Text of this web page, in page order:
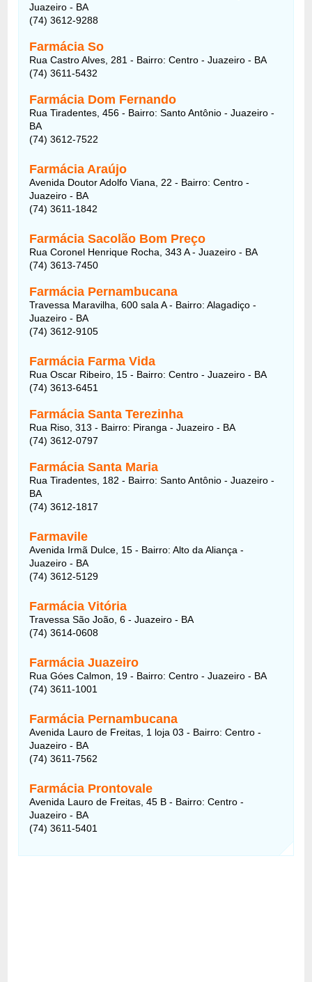
Juazeiro - BA
(74) 3612-9288
Farmácia So
Rua Castro Alves, 281 - Bairro: Centro - Juazeiro - BA
(74) 3611-5432
Farmácia Dom Fernando
Rua Tiradentes, 456 - Bairro: Santo Antônio - Juazeiro -
BA
(74) 3612-7522
Farmácia Araújo
Avenida Doutor Adolfo Viana, 22 - Bairro: Centro -
Juazeiro - BA
(74) 3611-1842
Farmácia Sacolão Bom Preço
Rua Coronel Henrique Rocha, 343 A - Juazeiro - BA
(74) 3613-7450
Farmácia Pernambucana
Travessa Maravilha, 600 sala A - Bairro: Alagadiço -
Juazeiro - BA
(74) 3612-9105
Farmácia Farma Vida
Rua Oscar Ribeiro, 15 - Bairro: Centro - Juazeiro - BA
(74) 3613-6451
Farmácia Santa Terezinha
Rua Riso, 313 - Bairro: Piranga - Juazeiro - BA
(74) 3612-0797
Farmácia Santa Maria
Rua Tiradentes, 182 - Bairro: Santo Antônio - Juazeiro -
BA
(74) 3612-1817
Farmavile
Avenida Irmã Dulce, 15 - Bairro: Alto da Aliança -
Juazeiro - BA
(74) 3612-5129
Farmácia Vitória
Travessa São João, 6 - Juazeiro - BA
(74) 3614-0608
Farmácia Juazeiro
Rua Góes Calmon, 19 - Bairro: Centro - Juazeiro - BA
(74) 3611-1001
Farmácia Pernambucana
Avenida Lauro de Freitas, 1 loja 03 - Bairro: Centro -
Juazeiro - BA
(74) 3611-7562
Farmácia Prontovale
Avenida Lauro de Freitas, 45 B - Bairro: Centro -
Juazeiro - BA
(74) 3611-5401